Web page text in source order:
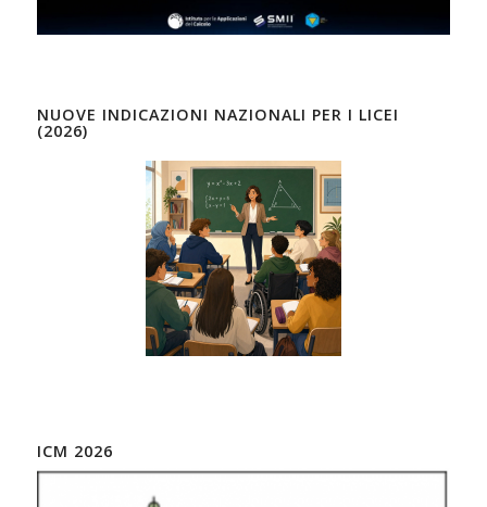
NUOVE INDICAZIONI NAZIONALI PER I LICEI
(2026)
ICM 2026